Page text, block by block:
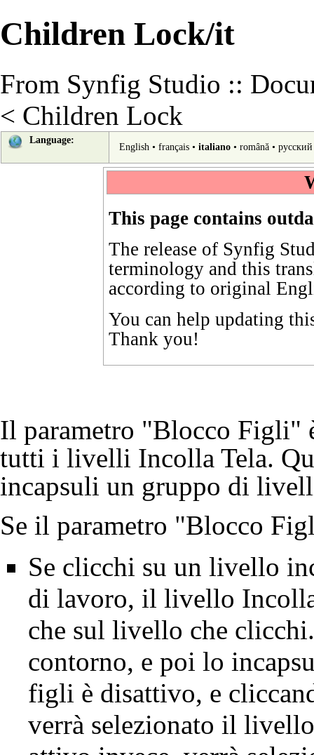
Children Lock/it
From Synfig Studio ::
< Children Lock
Language:
English• français• italiano• română• русский
This page contains
The release of Synfig
terminology and this
according to original
You can help updating
Thank you!
Il parametro "Blocco Figli"
tutti i livelli Incolla Tela.
incapsuli un gruppo di
Se il parametro "Blocco
Se clicchi su un livello
di lavoro, il livello
che sul livello che
contorno, e poi lo
figli è disattivo, e
verrà selezionato il